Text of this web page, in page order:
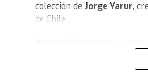
colección de Jorge Yarur,
de Chile.
trata la muestra. “Nuestra
. Tratamos de